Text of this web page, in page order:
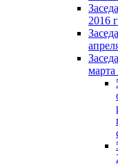
2016
марта